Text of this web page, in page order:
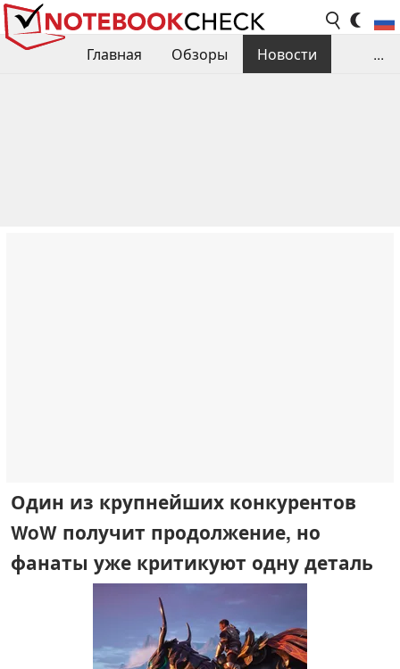
Главная Обзоры
Новости
...
Один из крупнейших конкурентов
WoW получит продолжение, но
фанаты уже критикуют одну деталь